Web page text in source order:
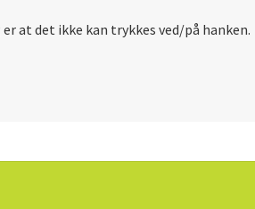
at det ikke kan trykkes ved/på hanken.